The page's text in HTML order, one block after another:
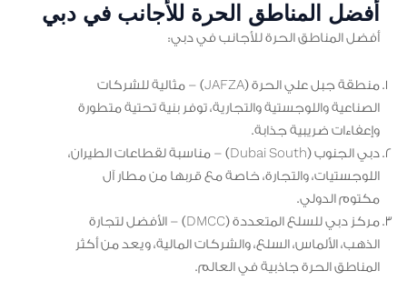
أفضل المناطق الحرة للأجانب في دبي
أفضل المناطق الحرة للأجانب في دبي:
منطقة جبل علي الحرة (JAFZA) – مثالية للشركات
الصناعية واللوجستية والتجارية، توفر بنية تحتية متطورة
وإعفاءات ضريبية جذابة.
دبي الجنوب (Dubai South) – مناسبة لقطاعات الطيران،
اللوجستيات، والتجارة، خاصة مع قربها من مطار آل
مكتوم الدولي.
مركز دبي للسلع المتعددة (DMCC) – الأفضل لتجارة
الذهب، الألماس، السلع، والشركات المالية، ويعد من أكثر
المناطق الحرة جاذبية في العالم.